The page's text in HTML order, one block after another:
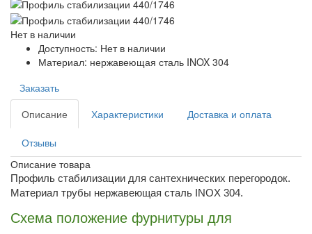
Нет в наличии
Доступность: Нет в наличии
Материал: нержавеющая сталь INOX 304
Заказать
Описание
Характеристики Доставка и оплата
Отзывы
Описание товара
Профиль стабилизации для сантехнических перегородок.
Материал трубы нержавеющая сталь INOX 304.
Схема положение фурнитуры для